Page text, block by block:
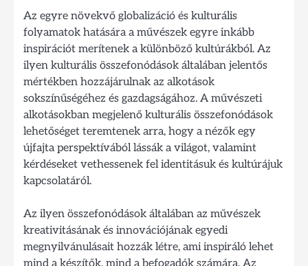
Az egyre növekvő globalizáció és kulturális
folyamatok hatására a művészek egyre inkább
inspirációt merítenek a különböző kultúrákból. Az
ilyen kulturális összefonódások általában jelentős
mértékben hozzájárulnak az alkotások
sokszínűségéhez és gazdagságához. A művészeti
alkotásokban megjelenő kulturális összefonódások
lehetőséget teremtenek arra, hogy a nézők egy
újfajta perspektívából lássák a világot, valamint
kérdéseket vethessenek fel identitásuk és kultúrájuk
kapcsolatáról.
Az ilyen összefonódások általában az művészek
kreativitásának és innovációjának egyedi
megnyilvánulásait hozzák létre, ami inspiráló lehet